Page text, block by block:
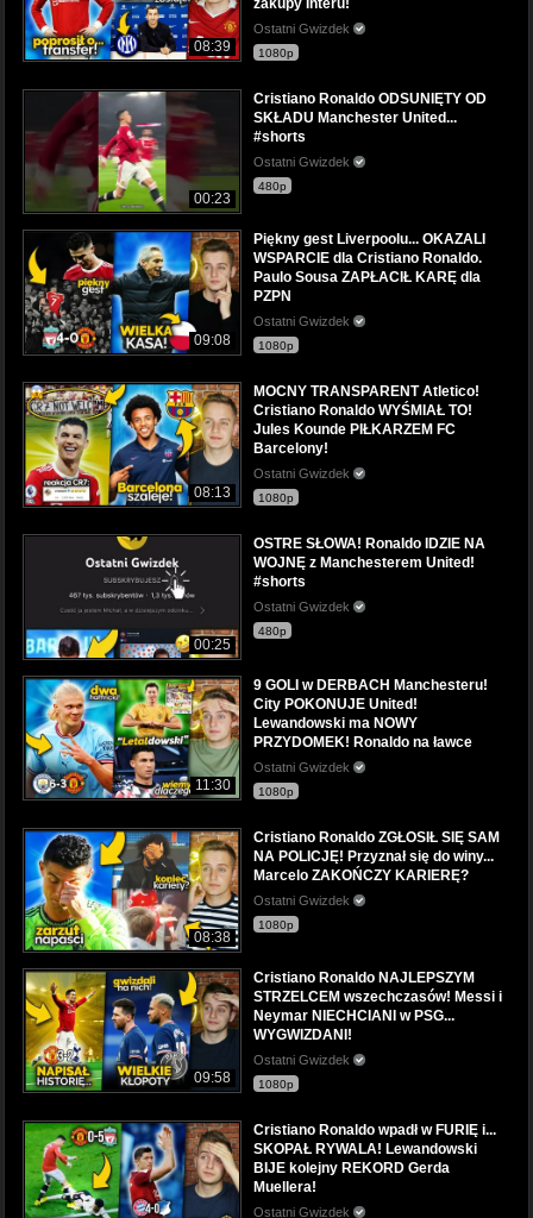
08:39
zakupy Interu!
Ostatni Gwizdek
1080p
00:23
Cristiano Ronaldo ODSUNIĘTY OD
SKŁADU Manchester United...
#shorts
Ostatni Gwizdek
480p
09:08
Piękny gest Liverpoolu... OKAZALI
WSPARCIE dla Cristiano Ronaldo.
Paulo Sousa ZAPŁACIŁ KARĘ dla
PZPN
Ostatni Gwizdek
1080p
08:13
MOCNY TRANSPARENT Atletico!
Cristiano Ronaldo WYŚMIAŁ TO!
Jules Kounde PIŁKARZEM FC
Barcelony!
Ostatni Gwizdek
1080p
00:25
OSTRE SŁOWA! Ronaldo IDZIE NA
WOJNĘ z Manchesterem United!
#shorts
Ostatni Gwizdek
480p
11:30
9 GOLI w DERBACH Manchesteru!
City POKONUJE United!
Lewandowski ma NOWY
PRZYDOMEK! Ronaldo na ławce
Ostatni Gwizdek
1080p
08:38
Cristiano Ronaldo ZGŁOSIŁ SIĘ SAM
NA POLICJĘ! Przyznał się do winy...
Marcelo ZAKOŃCZY KARIERĘ?
Ostatni Gwizdek
1080p
09:58
Cristiano Ronaldo NAJLEPSZYM
STRZELCEM wszechczasów! Messi i
Neymar NIECHCIANI w PSG...
WYGWIZDANI!
Ostatni Gwizdek
1080p
Cristiano Ronaldo wpadł w FURIĘ i...
SKOPAŁ RYWALA! Lewandowski
BIJE kolejny REKORD Gerda
Muellera!
Ostatni Gwizdek